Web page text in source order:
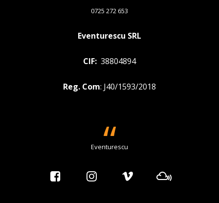
0725 272 653
Eventurescu SRL
CIF: 38804894
Reg. Com: J40/1593/2018
Eventurescu